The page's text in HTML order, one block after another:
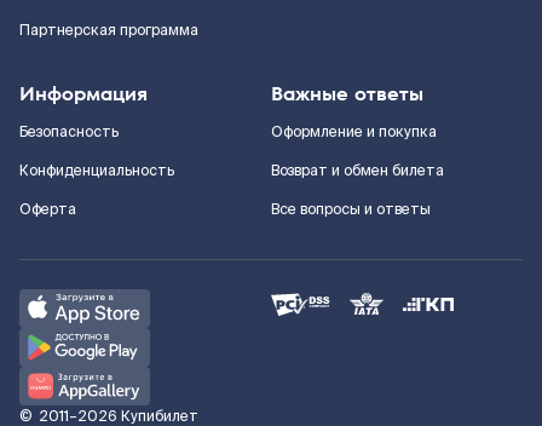
Партнерская программа
Информация
Безопасность
Конфиденциальность
Оферта
Важные ответы
Оформление и покупка
Возврат и обмен билета
Все вопросы и ответы
© 2011–2026 Купибилет